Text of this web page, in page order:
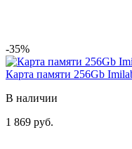
-35%
Карта памяти 256Gb
В наличии
1 869 руб.